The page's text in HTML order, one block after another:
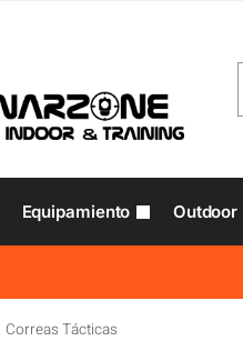
Equipamiento Outdoor
Correas Tácticas